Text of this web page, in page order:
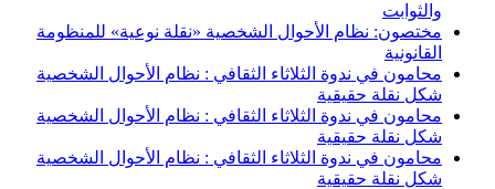
والثوابت
مختصون: نظام الأحوال الشخصية «نقلة نوعية» للمنظومة
القانونية
محامون في ندوة الثلاثاء الثقافي : نظام الأحوال الشخصية
شكل نقلة حقيقية
محامون في ندوة الثلاثاء الثقافي : نظام الأحوال الشخصية
شكل نقلة حقيقية
محامون في ندوة الثلاثاء الثقافي : نظام الأحوال الشخصية
شكل نقلة حقيقية